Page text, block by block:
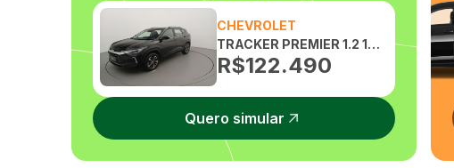
CHEVROLET
TRACKER PREMIER 1.2 12V TURBO FLEX AUTOMATICO
R$122.490
Quero simular